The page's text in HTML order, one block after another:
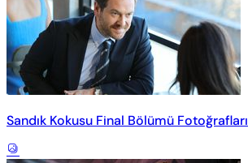
Sandık Kokusu Final Bölümü Fotoğrafları